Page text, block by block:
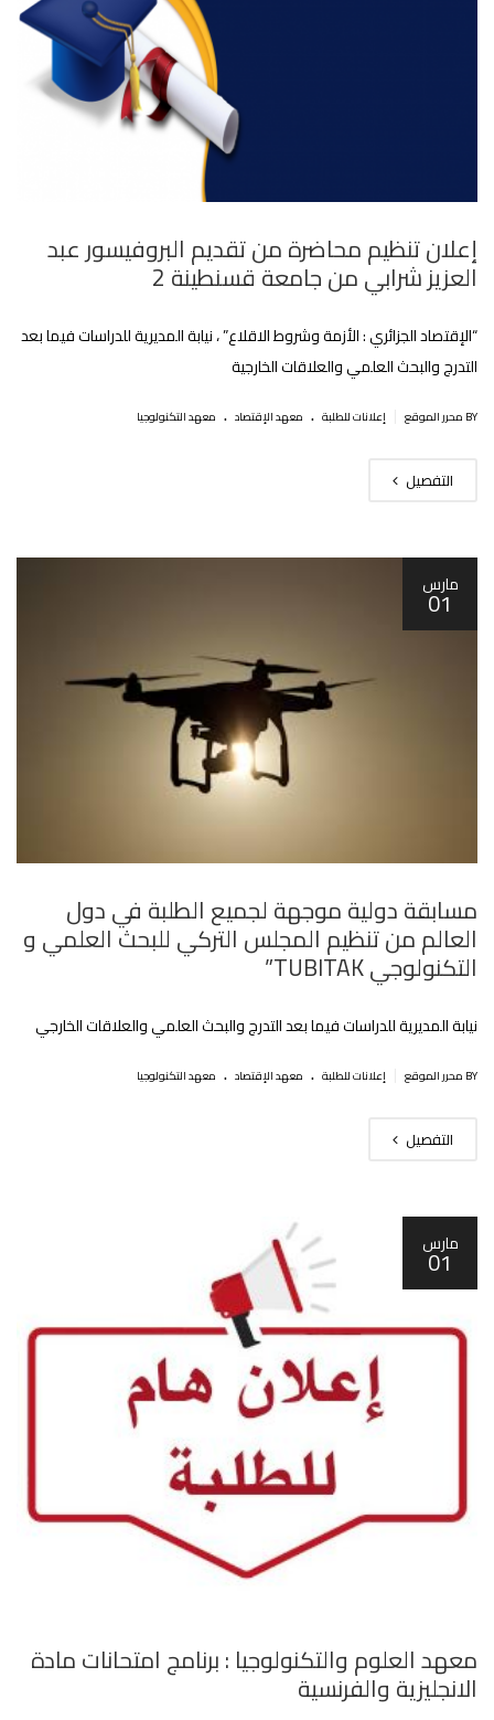
إعلان تنظيم محاضرة من تقديم البروفيسور عبد
العزيز شرابي من جامعة قسنطينة 2
“الإقتصاد الجزائري : الأزمة وشروط الاقلاع” ، نيابة المديرية للدراسات فيما بعد
التدرج والبحث العلمي والعلاقات الخارجية
BY محرر الموقع إعلانات للطلبة . معهد الإقتصاد . معهد التكنولوجيا
التفصيل
مارس
01
مسابقة دولية موجهة لجميع الطلبة في دول
العالم من تنظيم المجلس التركي للبحث العلمي و
التكنولوجي TUBITAK”
نيابة المديرية للدراسات فيما بعد التدرج والبحث العلمي والعلاقات الخارجي
BY محرر الموقع إعلانات للطلبة . معهد الإقتصاد . معهد التكنولوجيا
التفصيل
مارس
01
معهد العلوم والتكنولوجيا : برنامج امتحانات مادة
الانجليزية والفرنسية